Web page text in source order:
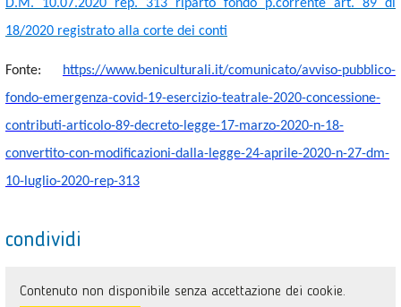
D.M. 10.07.2020 rep. 313 riparto fondo p.corrente art. 89 dl
18/2020 registrato alla corte dei conti
Fonte: https://www.beniculturali.it/comunicato/avviso-pubblico-
fondo-emergenza-covid-19-esercizio-teatrale-2020-concessione-
contributi-articolo-89-decreto-legge-17-marzo-2020-n-18-
convertito-con-modificazioni-dalla-legge-24-aprile-2020-n-27-dm-
10-luglio-2020-rep-313
condividi
Contenuto non disponibile senza accettazione dei cookie.